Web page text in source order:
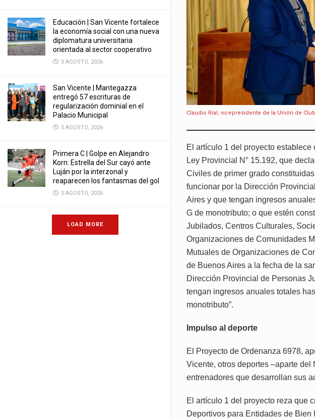
Educación | San Vicente fortalece
la economía social con una nueva
diplomatura universitaria
orientada al sector cooperativo
5 AGOSTO, 2026
San Vicente | Mantegazza
entregó 57 escrituras de
regularización dominial en el
Palacio Municipal
5 AGOSTO, 2026
Primera C | Golpe en Alejandro
Korn: Estrella del Sur cayó ante
Luján por la interzonal y
reaparecen los fantasmas del gol
5 AGOSTO, 2026
LOAD MORE
Claudio Rial, vicepresidente de la Unión de
El artículo 1 del proyecto
Ley Provincial N° 15.192, que
Civiles de primer grado
funcionar por la Dirección
Aires y que tengan ingresos
G de monotributo; o que estén
Jubilados, Centros Culturales,
Organizaciones de Comunidades
Mutuales de Organizaciones de
de Buenos Aires a la fecha de la
Dirección Provincial de Personas
tengan ingresos anuales totales
monotributo”.
Impulso al deporte
El Proyecto de Ordenanza 6978,
Vicente, otros deportes –aparte
entrenadores que desarrollan sus
El artículo 1 del proyecto reza que
Deportivos para Entidades de